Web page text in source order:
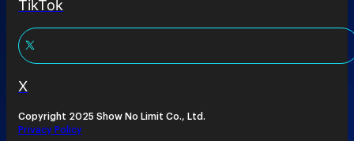
TikTok
X
Copyright 2025 Show No Limit Co., Ltd.
Privacy Policy